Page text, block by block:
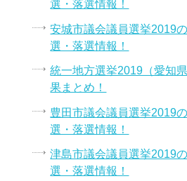
選・落選情報！
安城市議会議員選挙2019
選・落選情報！
統一地方選挙2019（愛知
果まとめ！
豊田市議会議員選挙2019
選・落選情報！
津島市議会議員選挙2019
選・落選情報！